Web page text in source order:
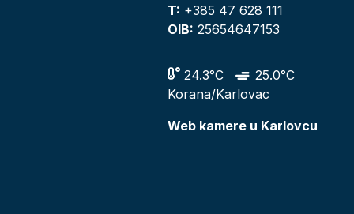
T: +385 47 628 111
OIB: 25654647153
24.3°C
25.0°C
Korana/Karlovac
Web kamere u Karlovcu